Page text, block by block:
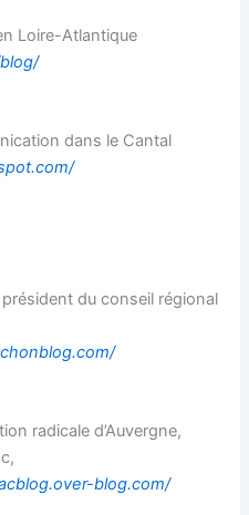
Loire-Atlantique
dans le Cantal
président du conseil régional
radicale d’Auvergne,
blog.com/